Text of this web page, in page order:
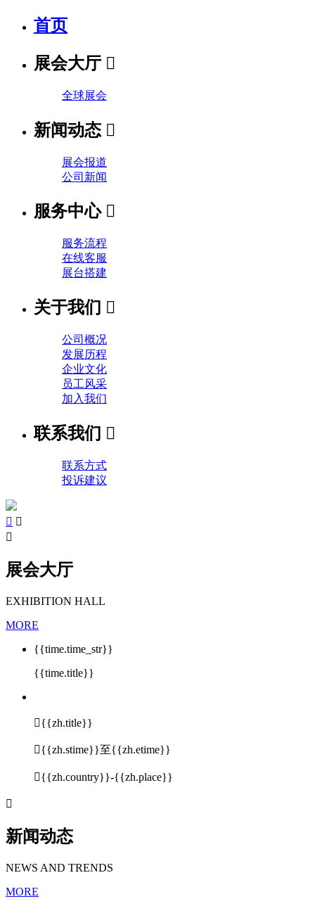
首页
展会大厅 
全球展会
新闻动态 
展会报道
公司新闻
服务中心 
服务流程
在线客服
展台搭建
关于我们 
公司概况
发展历程
企业文化
员工风采
加入我们
联系我们 
联系方式
投诉建议
 

展会大厅
EXHIBITION HALL
MORE
{{time.time_str}}
{{time.title}}
{{zh.title}}
{{zh.stime}}至{{zh.etime}}
{{zh.country}}-{{zh.place}}

新闻动态
NEWS AND TRENDS
MORE